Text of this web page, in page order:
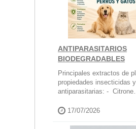
ANTIPARASITARIOS
BIODEGRADABLES
Principales extractos de
propiedades insecticidas y
antiparasitarias: -
17/07/2026